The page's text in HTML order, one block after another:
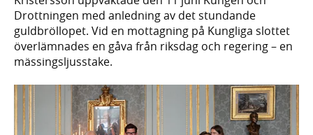
Drottningen med anledning av det stundande
guldbröllopet. Vid en mottagning på Kungliga slottet
överlämnades en gåva från riksdag och regering – en
mässingsljusstake.